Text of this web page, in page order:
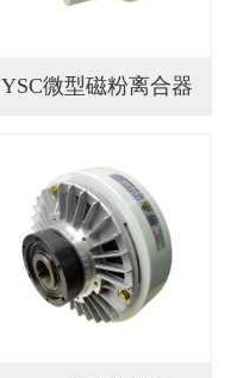
YSC微型磁粉离合器